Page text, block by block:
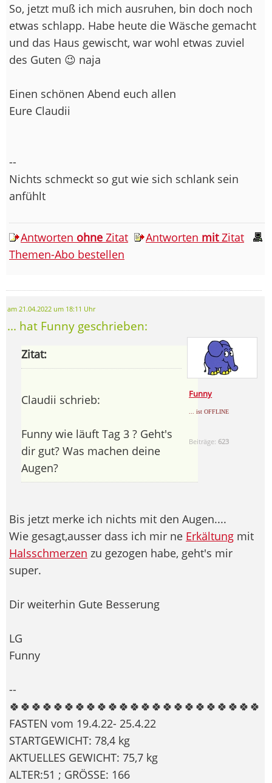
So, jetzt muß ich mich ausruhen, bin doch noch
etwas schlapp. Habe heute die Wäsche gemacht
und das Haus gewischt, war wohl etwas zuviel
des Guten 😉 naja
Einen schönen Abend euch allen
Eure Claudii
--
Nichts schmeckt so gut wie sich schlank sein
anfühlt
Antworten ohne Zitat Antworten mitZitat
Themen-Abo bestellen
am 21.04.2022 um 18:11 Uhr
... hat Funny geschrieben:
Funny
... ist OFFLINE
Beiträge: 623
Zitat:
Claudii schrieb:
Funny wie läuft Tag 3 ? Geht's
dir gut? Was machen deine
Augen?
Bis jetzt merke ich nichts mit den Augen....
Wie gesagt,ausser dass ich mir ne Erkältung mit
Halsschmerzen zu gezogen habe, geht's mir
super.
Dir weiterhin Gute Besserung
LG
Funny
--
🍀🍀🍀🍀🍀🍀🍀🍀🍀🍀🍀🍀🍀🍀🍀🍀🍀🍀🍀🍀🍀🍀🍀
FASTEN vom 19.4.22- 25.4.22
STARTGEWICHT: 78,4 kg
AKTUELLES GEWICHT: 75,7 kg
ALTER:51 ; GRÖSSE: 166